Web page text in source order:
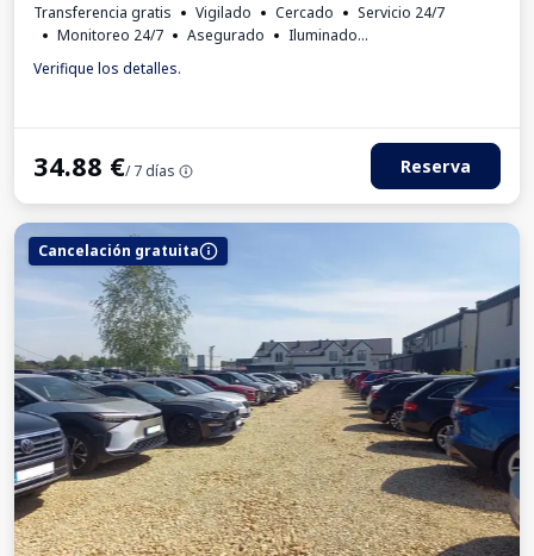
Transferencia gratis Vigilado Cercado
Servicio 24/7
Monitoreo 24/7
Asegurado
Iluminado
Para los turismos
Factura IVA
Verifique los detalles.
34.88 €/ 7 días Reserva
Cancelación gratuita